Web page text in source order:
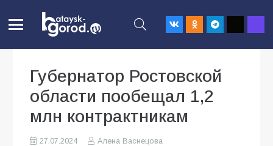
Губернатор Ростовской
области пообещал 1,2
млн контрактникам
27.07.2024
Алена Васнецова